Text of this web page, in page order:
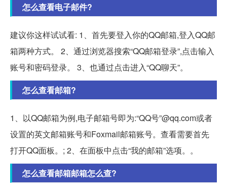
怎么查看电子邮件?
建议你这样试试看: 1、首先要登入你的QQ邮箱,登入QQ邮
箱两种方式。 2、通过浏览器搜索“QQ邮箱登录”,点击输入
账号和密码登录。 3、也通过点击进入“QQ聊天”。
怎么查看邮箱?
1、以QQ邮箱为例,电子邮箱号即为:“QQ号”@qq.com或者
设置的英文邮箱账号和Foxmail邮箱账号。查看需要首先
打开QQ面板。; 2、在面板中点击“我的邮箱”选项。。
怎么查看邮箱邮箱怎么查?